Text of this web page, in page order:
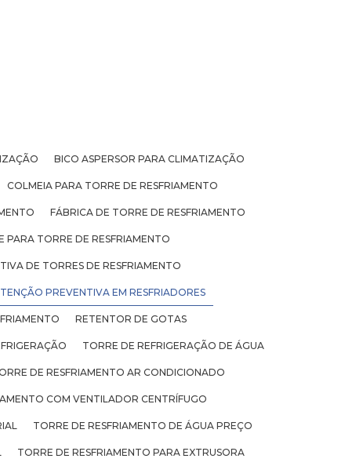
BICO ASPERSOR PARA CLIMATIZAÇÃO
COLMEIA PARA TORRE DE RESFRIAMENTO
FÁBRICA DE TORRE DE RESFRIAMENTO
PARA TORRE DE RESFRIAMENTO
DE TORRES DE RESFRIAMENTO
PREVENTIVA EM RESFRIADORES
RETENTOR DE GOTAS
TORRE DE REFRIGERAÇÃO DE ÁGUA
DE RESFRIAMENTO AR CONDICIONADO
COM VENTILADOR CENTRÍFUGO
TORRE DE RESFRIAMENTO DE ÁGUA PREÇO
TORRE DE RESFRIAMENTO PARA EXTRUSORA